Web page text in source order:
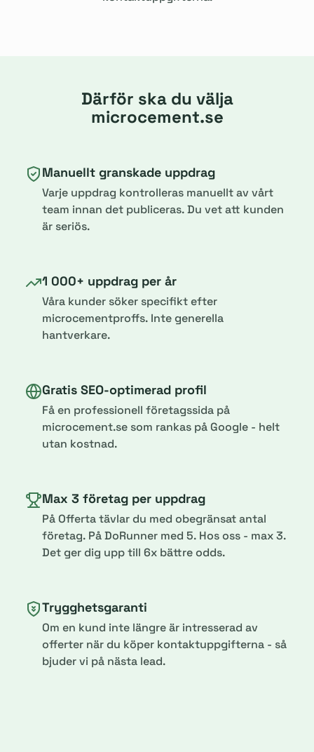
Därför ska du välja
microcement.se
Manuellt granskade uppdrag
Varje uppdrag kontrolleras manuellt av vårt
team innan det publiceras. Du vet att kunden
är seriös.
1 000+ uppdrag per år
Våra kunder söker specifikt efter
microcementproffs. Inte generella
hantverkare.
Gratis SEO-optimerad profil
Få en professionell företagssida på
microcement.se som rankas på Google - helt
utan kostnad.
Max 3 företag per uppdrag
På Offerta tävlar du med obegränsat antal
företag. På DoRunner med 5. Hos oss - max 3.
Det ger dig upp till 6x bättre odds.
Trygghetsgaranti
Om en kund inte längre är intresserad av
offerter när du köper kontaktuppgifterna - så
bjuder vi på nästa lead.